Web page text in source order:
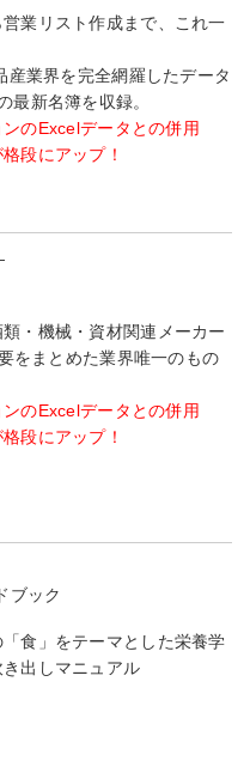
業リスト作成まで、これ一
産業界を完全網羅したデータ
最新名簿を収録。
のExcelデータとの併用
段にアップ！
・機械・資材関連メーカー
をまとめた業界唯一のもの
のExcelデータとの併用
段にアップ！
ブック
食」をテーマとした栄養学
出しマニュアル